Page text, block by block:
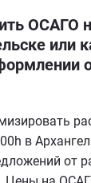
ОСАГО
или
в
от